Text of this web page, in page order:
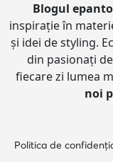
Blogul
inspirație în
și idei de styling.
din pasionați
fiecare zi lumea
noi
Politica de